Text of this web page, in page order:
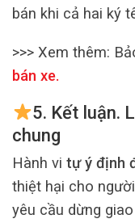
bán khi cả hai ký
>>> Xem thêm:
bán xe.
5. Kết luận.
chung
Hành vi tự ý định
thiệt hại cho
yêu cầu dừng